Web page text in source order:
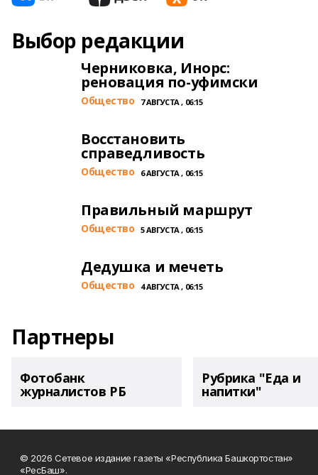
Выбор редакции
Черниковка, Инорс:
реновация по-уфимски
Общество 7 АВГУСТА , 06:15
Восстановить
справедливость
Общество 6 АВГУСТА , 06:15
Правильный маршрут
Общество 5 АВГУСТА , 06:15
Дедушка и мечеть
Общество 4 АВГУСТА , 06:15
Партнеры
Фотобанк
журналистов РБ
Рубрика "Еда и
напитки"
© 2026 Сетевое издание газеты «Республика Башкортостан»
«РесБаш».